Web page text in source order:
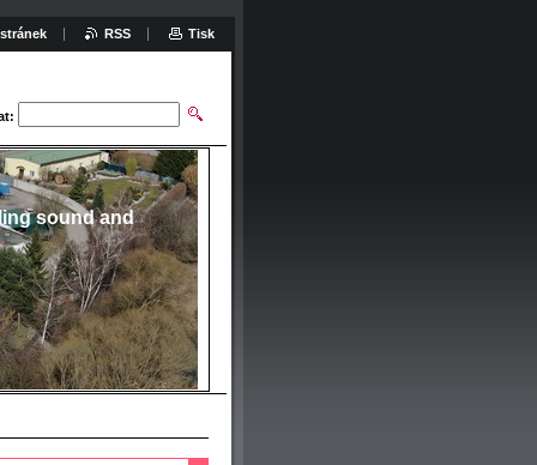
sound and
RSS Tisk